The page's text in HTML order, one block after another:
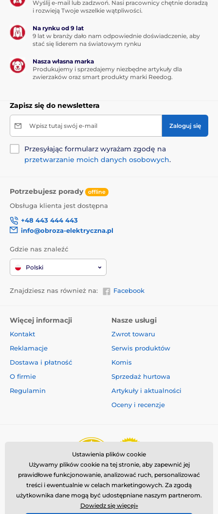
Wyślij e-mail lub zadzwoń. Nasi pracownicy chętnie doradzą
i rozwieją Twoje wszelkie wątpliwości.
Na rynku od 9 lat
9 lat w branży dało nam odpowiednie doświadczenie, aby
stać się liderem na światowym rynku
Nasza własna marka
Produkujemy i sprzedajemy niezbędne artykuły dla
zwierzaków oraz smart produkty marki Reedog.
Zapisz się do newslettera
Wpisz tutaj swój e-mail Zaloguj się
Przesyłając formularz wyrażam zgodę na
przetwarzanie moich danych osobowych.
Potrzebujesz porady offline
Obsługa klienta jest dostępna
+48 443 444 443
info@obroza-elektryczna.pl
Gdzie nas znaleźć
Polski
Znajdziesz nas również na: Facebook
Więcej informacji
Kontakt
Reklamacje
Dostawa i płatność
O firmie
Regulamin
Nasze usługi
Zwrot towaru
Serwis produktów
Komis
Sprzedaż hurtowa
Artykuły i aktualności
Oceny i recenzje
Ustawienia plików cookie
Używamy plików cookie na tej stronie, aby zapewnić jej
prawidłowe funkcjonowanie, analizować ruch, personalizować
treści i ewentualnie w celach marketingowych. Za zgodą
użytkownika dane mogą być udostępniane naszym partnerom.
Dowiedz się więcej»